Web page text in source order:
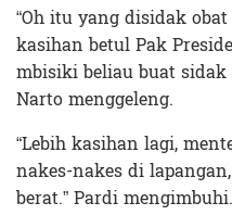
“Oh itu yang disidak
kasihan betul Pak
mbisiki beliau buat sidak
Narto menggeleng.
“Lebih kasihan lagi,
nakes-nakes di
berat.” Pardi mengimbuhi.